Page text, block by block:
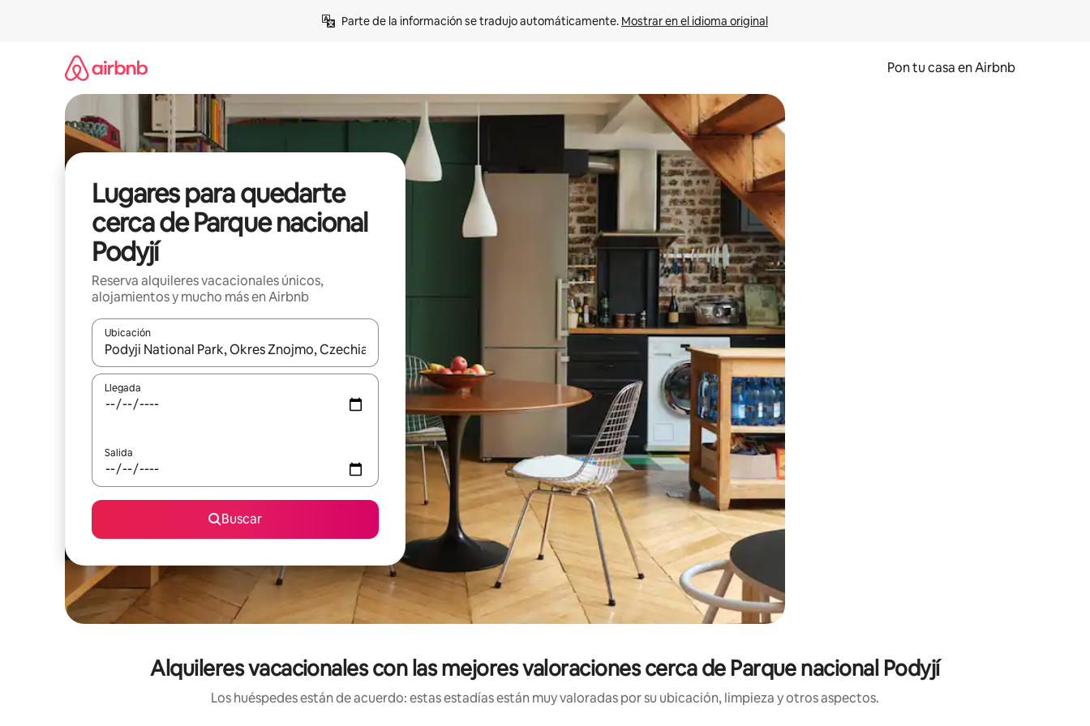
Parte de la información se tradujo automáticamente. Mostrar en el idioma original
Pon tu casa en Airbnb
Lugares para quedarte
cerca de Parque nacional
Podyjí
Reserva alquileres vacacionales únicos,
alojamientos y mucho más en Airbnb
Ubicación
Cuando los resultados estén disponibles, navega con las teclas de flecha hacia arriba y hacia abajo o explora con el tacto o desliza el dedo.
Llegada
Salida
Buscar
Alquileres vacacionales con las mejores valoraciones cerca de Parque nacional Podyjí
Los huéspedes están de acuerdo: estas estadías están muy valoradas por su ubicación, limpieza y otros aspectos.